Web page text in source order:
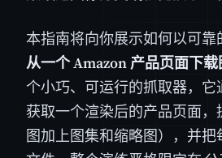
本指南将向你展示如何以可
从一个 Amazon 产品页面下载
个小巧、可运行的抓取器，它
获取一个渲染后的产品页面，
图加上图集和缩略图），并